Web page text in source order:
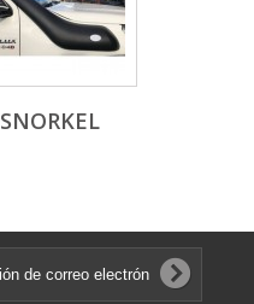
SNORKEL